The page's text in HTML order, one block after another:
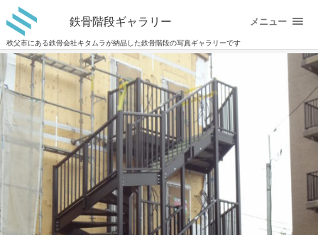
鉄骨階段ギャラリー
秩父市にある鉄骨会社キタムラが納品した鉄骨階段の写真ギャラリーです
メニュー